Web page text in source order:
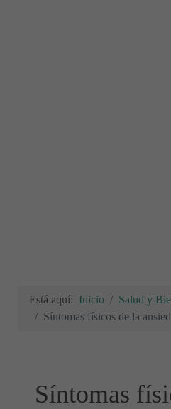
Está aquí: Inicio
Salud y
Síntomas físicos de la
Síntomas